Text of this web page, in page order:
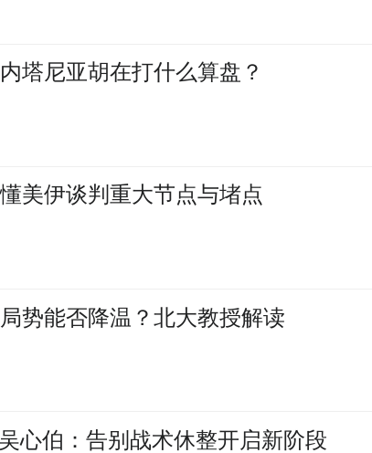
塔尼亚胡在打什么算盘？
美伊谈判重大节点与堵点
势能否降温？北大教授解读
心伯：告别战术休整开启新阶段